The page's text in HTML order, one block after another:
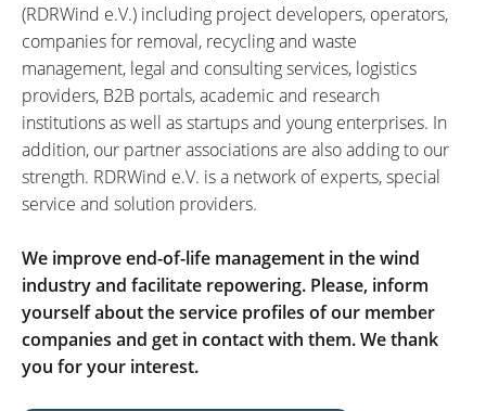
(RDRWind e.V.) including project developers, operators,
companies for removal, recycling and waste
management, legal and consulting services, logistics
providers, B2B portals, academic and research
institutions as well as startups and young enterprises. In
addition, our partner associations are also adding to our
strength. RDRWind e.V. is a network of experts, special
service and solution providers.
We improve end-of-life management in the wind
industry and facilitate repowering. Please, inform
yourself about the service profiles of our member
companies and get in contact with them. We thank
you for your interest.